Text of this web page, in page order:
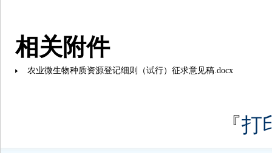
相关附件
农业微生物种质资源登记细则（试行）征求意见稿.docx
『打